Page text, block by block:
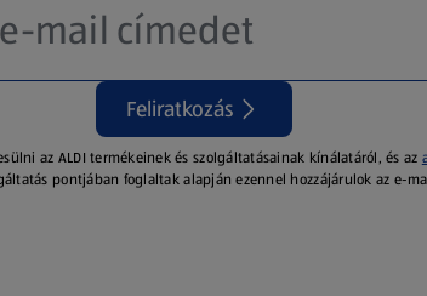
Feliratkozás
az ALDI termékeinek és szolgáltatásainak kínálatáról, és az
pontjában foglaltak alapján ezennel hozzájárulok az e-